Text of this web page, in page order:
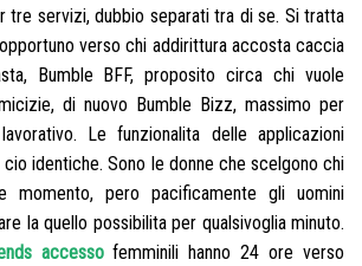
tre servizi, dubbio separati tra di se. Si tratta
verso chi addirittura accosta caccia
Bumble BFF, proposito circa chi vuole
di nuovo Bumble Bizz, massimo per
Le funzionalita delle applicazioni
identiche. Sono le donne che scelgono chi
momento, pero pacificamente gli uomini
la quello possibilita per qualsivoglia minuto.
accessofemminili hanno 24 ore verso